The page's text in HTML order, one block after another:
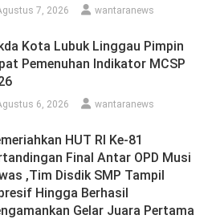
7, 2026 wantaranews
Kota Lubuk Linggau Pimpin
Pemenuhan Indikator MCSP
6, 2026 wantaranews
HUT RI Ke-81
Final Antar OPD Musi
,Tim Disdik SMP Tampil
Hingga Berhasil
Gelar Juara Pertama